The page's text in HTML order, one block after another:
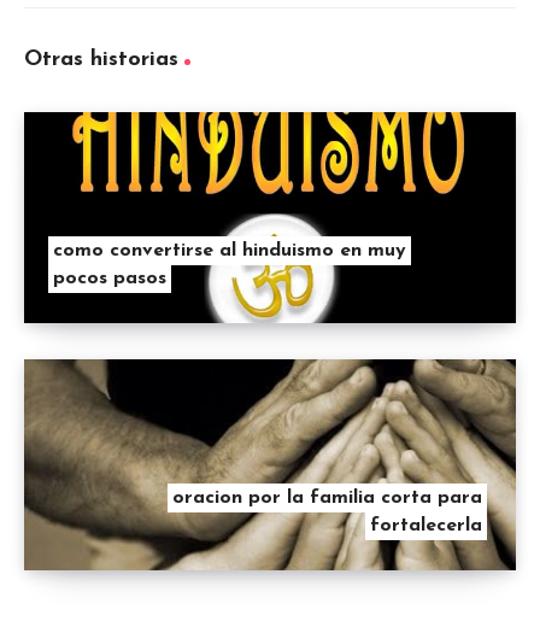
Otras historias
como convertirse al hinduismo en muy
pocos pasos
oracion por la familia corta para
fortalecerla